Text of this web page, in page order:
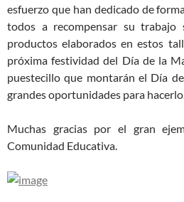
esfuerzo que han dedicado de
todos a recompensar su trabajo
productos elaborados en estos
próxima festividad del Día de la
puestecillo que montarán el Día
grandes oportunidades para
Muchas gracias por el gran
Comunidad Educativa.